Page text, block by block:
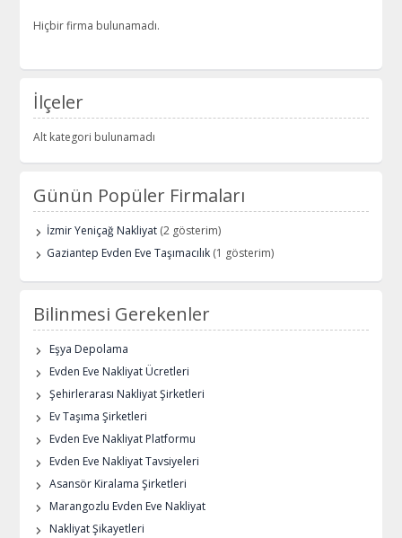
Hiçbir firma bulunamadı.
İlçeler
Alt kategori bulunamadı
Günün Popüler Firmaları
İzmir Yeniçağ Nakliyat (2 gösterim)
Gaziantep Evden Eve Taşımacılık (1 gösterim)
Bilinmesi Gerekenler
Eşya Depolama
Evden Eve Nakliyat Ücretleri
Şehirlerarası Nakliyat Şirketleri
Ev Taşıma Şirketleri
Evden Eve Nakliyat Platformu
Evden Eve Nakliyat Tavsiyeleri
Asansör Kiralama Şirketleri
Marangozlu Evden Eve Nakliyat
Nakliyat Şikayetleri